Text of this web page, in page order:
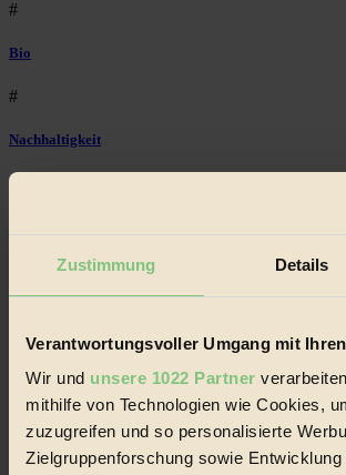
Zustimmung Details
Verantwortungsvoller Umgang mit
Wir und unsere 1022 Partner
mithilfe von Technologien wie Cookies,
zuzugreifen und so personalisierte
Zielgruppenforschung sowie
#
Bio
#
Nachhaltigkeit
#
Natur